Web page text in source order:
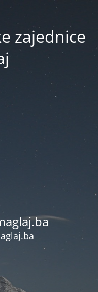
zajednice